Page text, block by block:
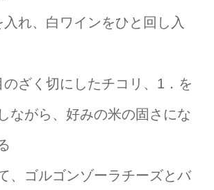
入れ、白ワインをひと回し入
のざく切にしたチコリ、1．を
ながら、好みの米の固さにな
、ゴルゴンゾーラチーズとバ